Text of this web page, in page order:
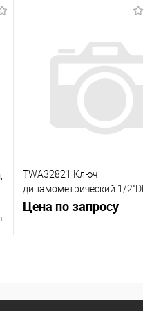
К сравнению
В избранное
В
TWA32821 Ключ
динамометрический 1/
Нм
Цена по запросу